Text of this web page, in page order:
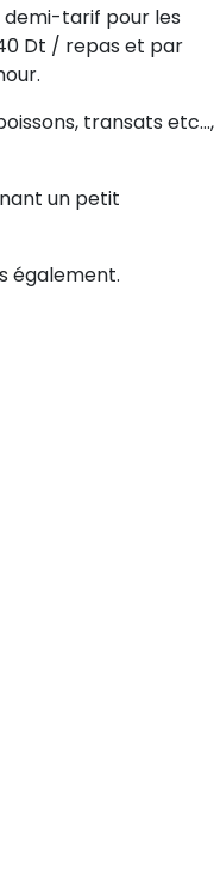
demi-tarif pour les
Dt / repas et par
transats etc…,
un petit
également.